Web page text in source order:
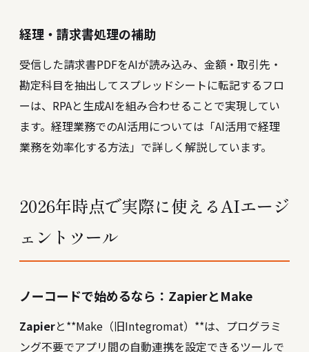
経理・請求書処理の補助
受信した請求書PDFをAIが読み込み、金額・取引先・
勘定科目を抽出してスプレッドシートに転記するフロ
ーは、RPAと生成AIを組み合わせることで実現してい
ます。 経理業務でのAI活用については「AI活用で経理
業務を効率化する方法」で詳しく解説しています。
2026年時点で実際に使えるAIエージ
ェントツール
ノーコードで始めるなら：ZapierとMake
Zapierと**Make（旧Integromat）**は、プログラミ
ング不要でアプリ間の自動連携を設定できるツールで